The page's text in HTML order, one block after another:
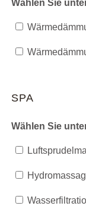
Wählen Sie
SPA
Wählen Sie